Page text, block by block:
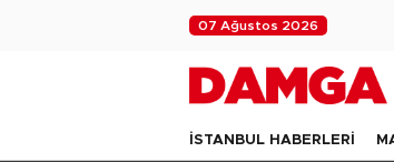
07 Ağustos 2026
İSTANBUL HABERLERİ